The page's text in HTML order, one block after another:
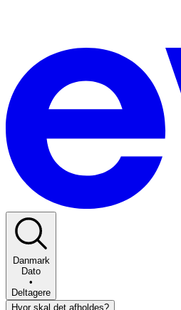
Danmark
Dato
•
Deltagere
Hvor skal det afholdes?